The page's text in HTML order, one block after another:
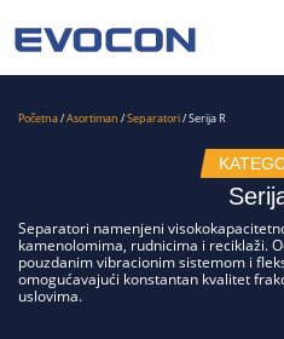
Početna/Asortiman /Separatori/ Serija R
Separatori namenjeni
kamenolomima, rudnicima i reciklaži.
pouzdanim vibracionim sistemom i
omogućavajući konstantan kvalitet
uslovima.